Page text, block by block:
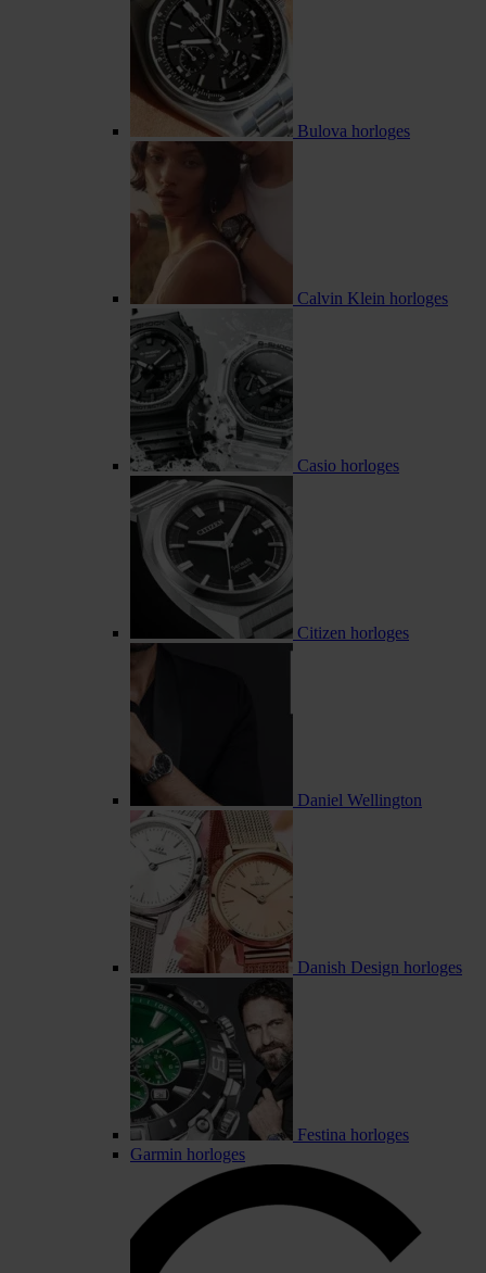
Bulova horloges
Calvin Klein horloges
Casio horloges
Citizen horloges
Daniel Wellington
Danish Design horloges
Festina horloges
Garmin horloges